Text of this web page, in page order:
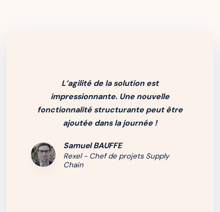
L’agilité de la solution est
impressionnante. Une nouvelle
fonctionnalité structurante peut être
ajoutée dans la journée !
Samuel BAUFFE
Rexel - Chef de projets Supply
Chain